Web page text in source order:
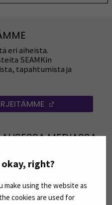
right?
make using the website as
cookies are used for
eri aiheista.
SEAMKin
tapahtumista ja
MEDIASSA